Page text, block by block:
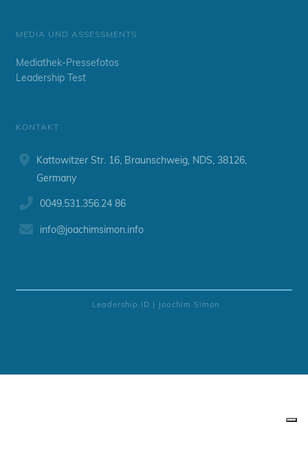
MEDIA UND ASSESSMENTS
Mediathek-Pressefotos
Leadership Test
KONTAKT
Kattowitzer Str. 16, Braunschweig, NDS, 38126,
Germany
0049.531.356.24 86
info@joachimsimon.info
Leadership ID | Joachim Simon